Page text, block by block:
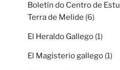
Boletín do Centro de
Terra de Melide (6)
El Heraldo Gallego (1)
El Magisterio gallego (1)